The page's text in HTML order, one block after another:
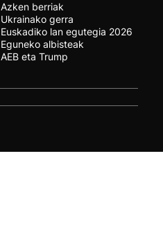
Azken berriak
Ukrainako gerra
Euskadiko lan egutegia 2026
Eguneko albisteak
AEB eta Trump